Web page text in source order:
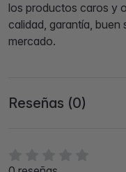
los productos caros y
calidad, garantía, buen
mercado.
Reseñas (0)